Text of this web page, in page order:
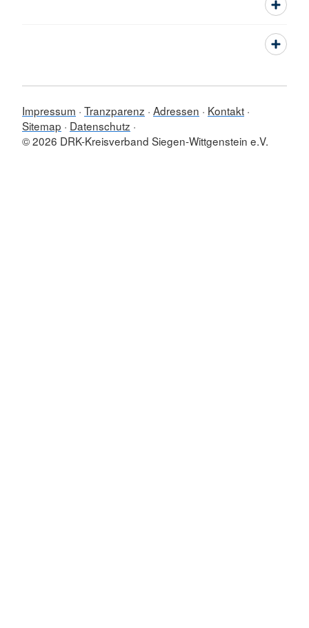
Impressum Tranzparenz Adressen
Kontakt
Sitemap
Datenschutz
© 2026 DRK-Kreisverband Siegen-Wittgenstein e.V.